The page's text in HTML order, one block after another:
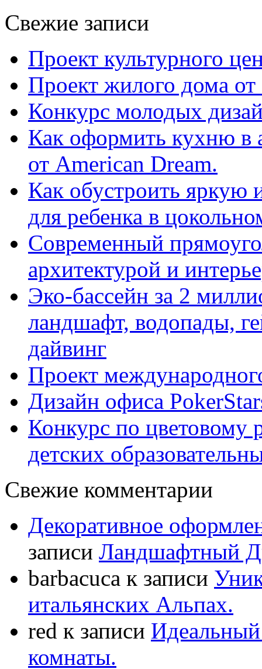
Свежие записи
Проект культурного
Проект жилого дома
Конкурс молодых
Как оформить кухню в
от American Dream.
Как обустроить яркую
для ребенка в
Cовременный
архитектурой и
Эко-бассейн за 2
ландшафт, водопады,
дайвинг
Проект
Дизайн офиса
Конкурс по цветовому
детских
Свежие комментарии
Декоративное
записи Ландшафтный
barbacuca к записи
итальянских Альпах.
red к записи Идеальный
комнаты.